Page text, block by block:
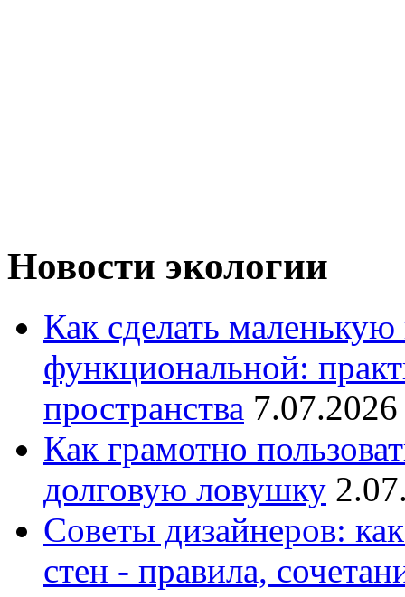
Новости экологии
Как сделать
функциональной:
пространства
Как грамотно
долговую ловушку
Советы дизайнеров:
стен - правила,